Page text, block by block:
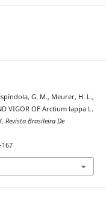
G. M., Meurer, H. L.,
VIGOR OF Arctium lappa L.
Revista Brasileira De